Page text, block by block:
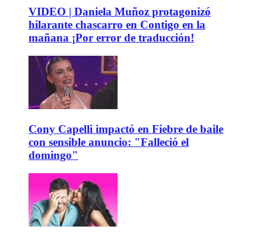
VIDEO | Daniela Muñoz protagonizó
hilarante chascarro en Contigo en la
mañana ¡Por error de traducción!
Cony Capelli impactó en Fiebre de baile
con sensible anuncio: "Falleció el
domingo"